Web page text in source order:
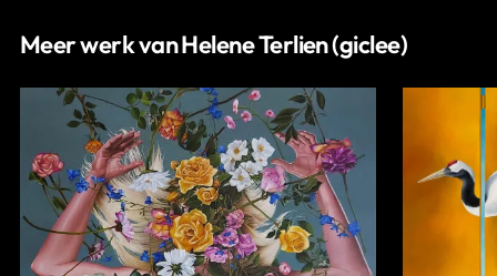
Meer werk van Helene Terlien (giclee)